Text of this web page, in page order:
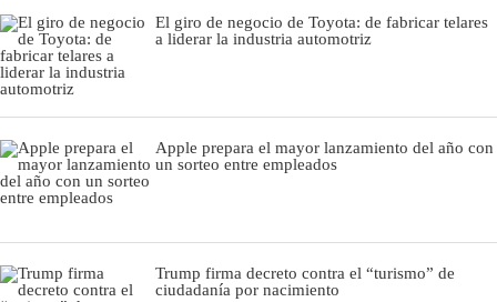
El giro de negocio de Toyota: de fabricar telares
a liderar la industria automotriz
Apple prepara el mayor lanzamiento del año con
un sorteo entre empleados
Trump firma decreto contra el “turismo” de
ciudadanía por nacimiento